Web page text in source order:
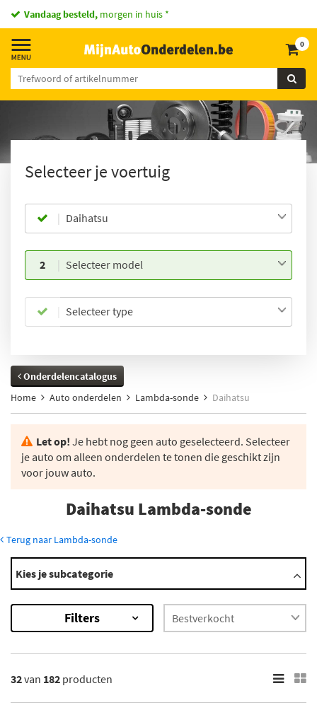
Vandaag besteld, morgen in huis *
0
Selecteer je voertuig
Daihatsu
2 Selecteer model
Selecteer type
Onderdelencatalogus
Home
Auto onderdelen Lambda-sonde Daihatsu
Let op! Je hebt nog geen auto geselecteerd. Selecteer
je auto om alleen onderdelen te tonen die geschikt zijn
voor jouw auto.
Daihatsu Lambda-sonde
Terug naar Lambda-sonde
Modellen
Applause
Charade
Cuore
Feroza
×
Kies je subcategorie
Filters
32van 182 producten